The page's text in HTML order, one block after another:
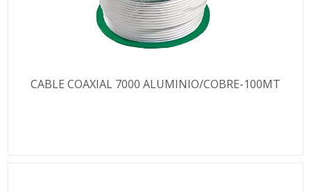
CABLE COAXIAL 7000 ALUMINIO/COBRE-100MT